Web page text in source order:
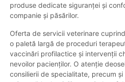
produse dedicate siguranței și
companie și păsărilor.
Oferta de servicii veterinare
o paletă largă de proceduri
vaccinări profilactice și intervenții
nevoilor pacienților. O atenție
consilierii de specialitate, precum